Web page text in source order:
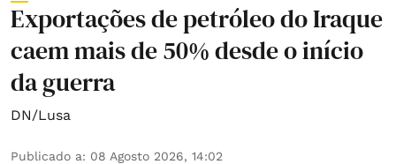
Exportações de petróleo do Iraque
caem mais de 50% desde o início
da guerra
DN/Lusa
Publicado a: 08 Agosto 2026, 14:02